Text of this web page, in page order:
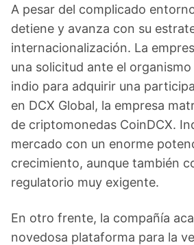
A pesar del complicado
detiene y avanza con su
internacionalización. La
una solicitud ante el
indio para adquirir una
en DCX Global, la empresa
de criptomonedas CoinDCX.
mercado con un enorme
crecimiento, aunque también
regulatorio muy exigente.
En otro frente, la compañía
novedosa plataforma para la